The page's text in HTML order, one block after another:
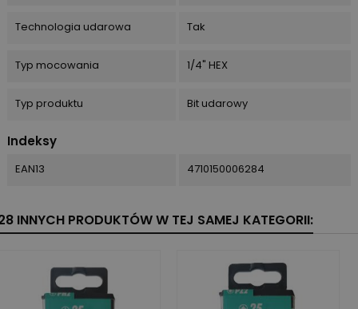
Technologia udarowa Tak
Typ mocowania 1/4" HEX
Typ produktu Bit udarowy
Indeksy
EAN13 4710150006284
INNYCH PRODUKTÓW W TEJ SAMEJ KATEGORII: